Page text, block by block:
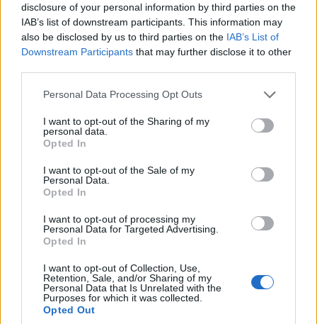
disclosure of your personal information by third parties on the
IAB’s list of downstream participants. This information may
also be disclosed by us to third parties on the IAB’s List of
Downstream Participants that may further disclose it to other
Please note that this website/app uses one or more Google
not limited to your visit or usage behaviour. You may click to
grant or deny consent to Google and its third-party tags to
use your data for below specified purposes in below Google
consent section.
Personal Data Processing Opt Outs
I want to opt-out of the Sharing of my
personal data.
Opted In
I want to opt-out of the Sale of my
Personal Data.
Opted In
I want to opt-out of processing my
Personal Data for Targeted Advertising.
Opted In
I want to opt-out of Collection, Use,
Retention, Sale, and/or Sharing of my
Personal Data that Is Unrelated with the
Purposes for which it was collected.
Opted Out
A Csongrád megyei vállalat több mint két kilométeren végez
rekonstrukciót a város településfejlesztési stratégiájával
összhangban.
Márciusra elkészül Hódmezővásárhely északi
2017.07.06